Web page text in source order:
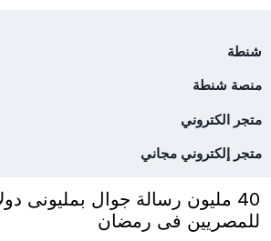
شنطة
منصة شنطة
متجر الكتروني
متجر إلكتروني مجاني
40 مليون رسالة جوال بمليونى
للمصريين فى رمضان